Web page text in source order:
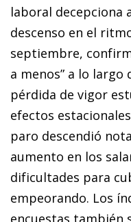
laboral decepciona
descenso en el
septiembre,
a menos” a lo largo
pérdida de vigor
efectos
paro descendió
aumento en los
dificultades para
empeorando. Los
encuestas también